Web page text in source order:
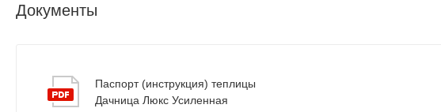
Документы
Паспорт (инструкция) теплицы
Дачница Люкс Усиленная